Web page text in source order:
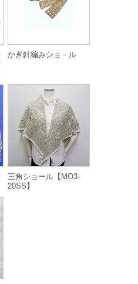
かぎ針編みショ－ル
三角ショール【MO3-
20SS】